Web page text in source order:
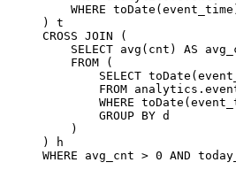
    WHERE
) t
CROSS JOIN (
    SELECT
avg (cnt) AS
    FROM
(
        SELECT
        FROM
analytics .
        WHERE
        GROUP BY
d
    )
) h
WHERE avg_cnt > 0 AND